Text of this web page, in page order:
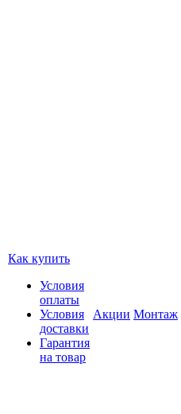
Как купить
Условия
оплаты
Условия
доставки
Гарантия
на товар
Акции Монтаж